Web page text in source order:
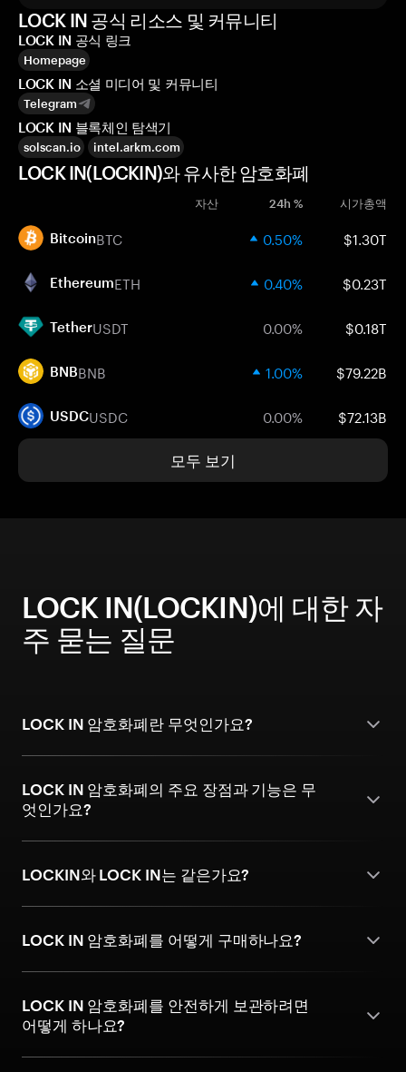
LOCK IN 공식 리소스 및 커뮤니티
LOCK IN 공식 링크
Homepage
LOCK IN 소셜 미디어 및 커뮤니티
Telegram
LOCK IN 블록체인 탐색기
solscan.io intel.arkm.com
LOCK IN(LOCKIN)와 유사한 암호화폐
자산 24h % 시가총액
BitcoinBTC 0.50% $1.30T
EthereumETH 0.40% $0.23T
TetherUSDT 0.00% $0.18T
BNBBNB 1.00% $79.22B
USDCUSDC 0.00% $72.13B
모두 보기
LOCK IN(LOCKIN)에 대한 자
주 묻는 질문
LOCK IN 암호화폐란 무엇인가요?
LOCK IN 암호화폐의 주요 장점과 기능은 무
엇인가요?
LOCKIN와 LOCK IN는 같은가요?
LOCK IN 암호화폐를 어떻게 구매하나요?
LOCK IN 암호화폐를 안전하게 보관하려면
어떻게 하나요?